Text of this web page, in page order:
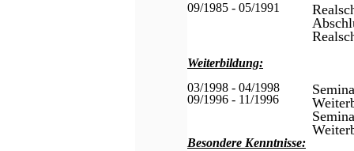
09/1985 - 05/1991
Weiterbildung:
03/1998 - 04/1998
09/1996 - 11/1996
Besondere Kenntnisse: